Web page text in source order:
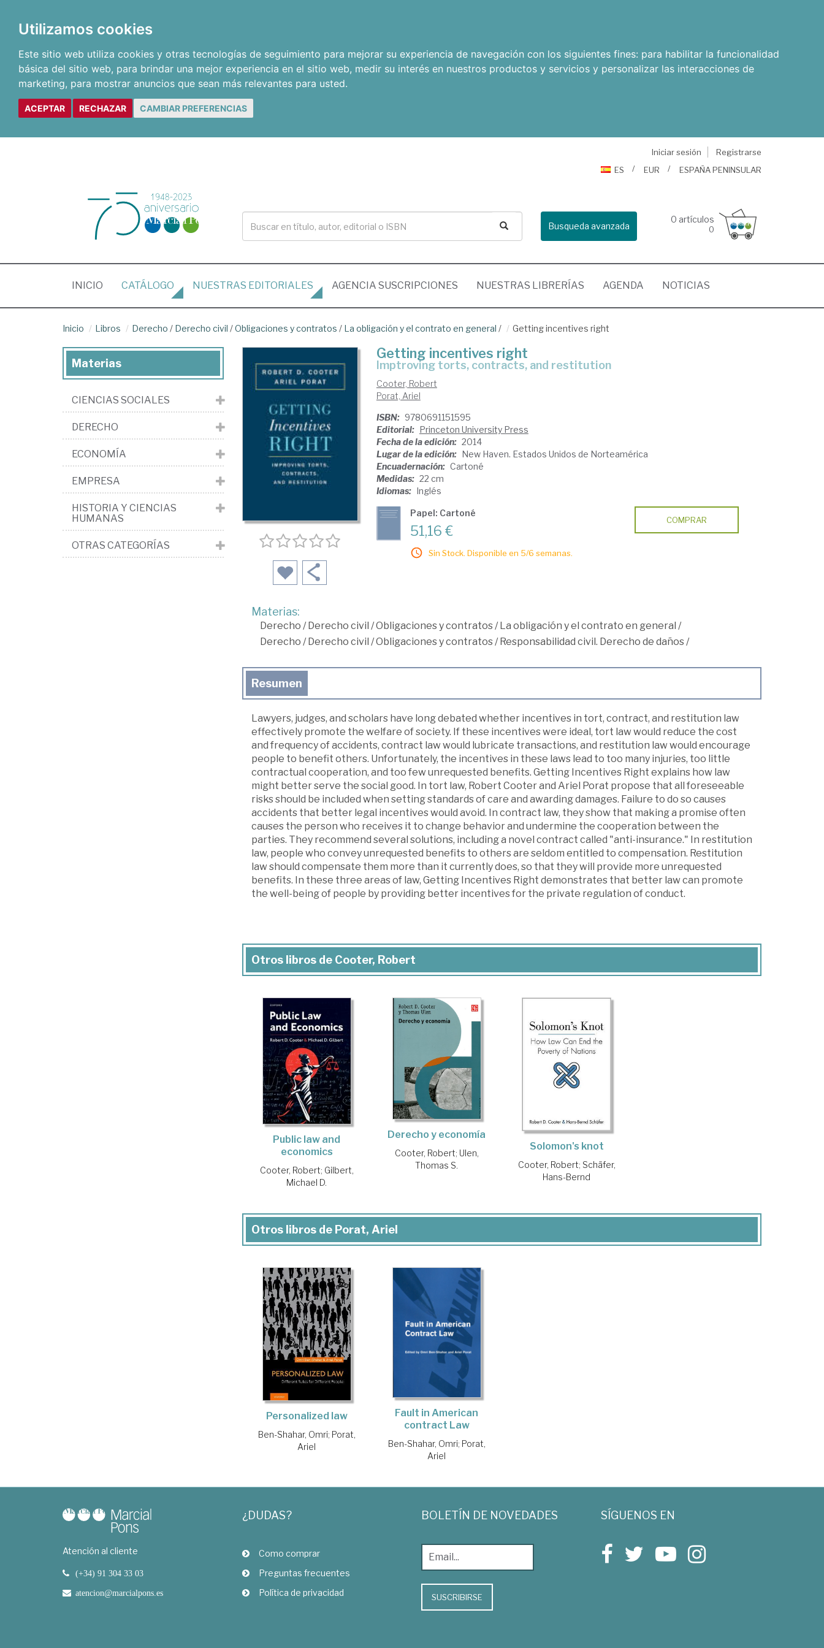
Utilizamos cookies
Este sitio web utiliza cookies y otras tecnologías de seguimiento para mejorar su experiencia de navegación con los siguientes fines: para habilitar la funcionalidad
básica del sitio web, para brindar una mejor experiencia en el sitio web, medir su interés en nuestros productos y servicios y personalizar las interacciones de
marketing, para mostrar anuncios que sean más relevantes para usted.
ACEPTAR RECHAZAR CAMBIAR PREFERENCIAS
Iniciar sesión
Registrarse
ES
EUR ESPAÑA PENINSULAR
Busqueda avanzada
0 artículos
0
INICIO (CURRENT)
CATÁLOGO NUESTRAS EDITORIALES AGENCIA SUSCRIPCIONES NUESTRAS LIBRERÍAS AGENDA NOTICIAS
Inicio Libros Derecho / Derecho civil /Obligaciones y contratos / La obligación y el contrato en general / Getting incentives right
Getting incentives right
imptroving torts, contracts, and restitution
Cooter, Robert
Porat, Ariel
ISBN: 9780691151595
Editorial: Princeton University Press
Fecha de la edición: 2014
Lugar de la edición: New Haven. Estados Unidos de Norteamérica
Encuadernación: Cartoné
Medidas: 22 cm
Idiomas: Inglés
Papel: Cartoné
51,16 €
Sin Stock. Disponible en 5/6 semanas.
COMPRAR
Materias:
Derecho /Derecho civil /Obligaciones y contratos/La obligación y el contrato en general /
Derecho /Derecho civil /Obligaciones y contratos/Responsabilidad civil. Derecho de daños/
Resumen
Lawyers, judges, and scholars have long debated whether incentives in tort, contract, and restitution law
effectively promote the welfare of society. If these incentives were ideal, tort law would reduce the cost
and frequency of accidents, contract law would lubricate transactions, and restitution law would encourage
people to benefit others. Unfortunately, the incentives in these laws lead to too many injuries, too little
contractual cooperation, and too few unrequested benefits. Getting Incentives Right explains how law
might better serve the social good. In tort law, Robert Cooter and Ariel Porat propose that all foreseeable
risks should be included when setting standards of care and awarding damages. Failure to do so causes
accidents that better legal incentives would avoid. In contract law, they show that making a promise often
causes the person who receives it to change behavior and undermine the cooperation between the
parties. They recommend several solutions, including a novel contract called "anti-insurance." In restitution
law, people who convey unrequested benefits to others are seldom entitled to compensation. Restitution
law should compensate them more than it currently does, so that they will provide more unrequested
benefits. In these three areas of law, Getting Incentives Right demonstrates that better law can promote
the well-being of people by providing better incentives for the private regulation of conduct.
Otros libros de Cooter, Robert
Public law and
economics
Cooter, Robert; Gilbert,
Michael D.
Derecho y economía
Cooter, Robert; Ulen,
Thomas S.
Solomon's knot
Cooter, Robert; Schäfer,
Hans-Bernd
Otros libros de Porat, Ariel
Personalized law
Ben-Shahar, Omri; Porat,
Ariel
Fault in American
contract Law
Ben-Shahar, Omri; Porat,
Ariel
Materias
CIENCIAS SOCIALES
DERECHO
ECONOMÍA
EMPRESA
HISTORIA Y CIENCIAS
HUMANAS
OTRAS CATEGORÍAS
Atención al cliente
(+34) 91 304 33 03
atencion@marcialpons.es
¿DUDAS?
Como comprar
Preguntas frecuentes
Política de privacidad
BOLETÍN DE NOVEDADES
SUSCRIBIRSE
SÍGUENOS EN